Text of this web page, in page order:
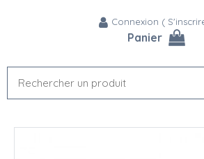
Connexion (
Panier